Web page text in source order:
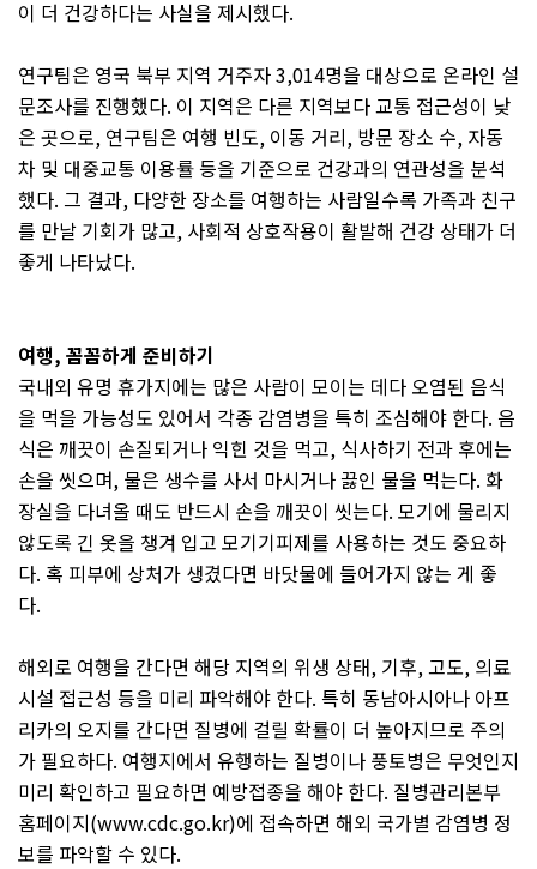
이 더 건강하다는 사실을 제시했다.
연구팀은 영국 북부 지역 거주자3,014명을 대상으로 온라인 설
문조사를 진행했다. 이 지역은 다른 지역보다 교통 접근성이 낮
은 곳으로, 연구팀은 여행 빈도, 이동 거리, 방문 장소 수, 자동
차 및 대중교통 이용률 등을 기준으로 건강과의 연관성을 분석
했다. 그 결과, 다양한 장소를 여행하는 사람일수록 가족과 친구
를 만날 기회가 많고, 사회적 상호작용이 활발해 건강 상태가 더
좋게 나타났다.
여행, 꼼꼼하게 준비하기
국내외 유명 휴가지에는 많은 사람이 모이는 데다 오염된 음식
을 먹을 가능성도 있어서 각종 감염병을 특히 조심해야 한다. 음
식은 깨끗이 손질되거나 익힌 것을 먹고, 식사하기 전과 후에는
손을 씻으며, 물은 생수를 사서 마시거나 끓인 물을 먹는다. 화
장실을 다녀올 때도 반드시 손을 깨끗이 씻는다. 모기에 물리지
않도록 긴 옷을 챙겨 입고 모기기피제를 사용하는 것도 중요하
다. 혹 피부에 상처가 생겼다면 바닷물에 들어가지 않는 게 좋
다.
해외로 여행을 간다면 해당 지역의 위생 상태, 기후, 고도, 의료
시설 접근성 등을 미리 파악해야 한다. 특히 동남아시아나 아프
리카의 오지를 간다면 질병에 걸릴 확률이 더 높아지므로 주의
가 필요하다. 여행지에서 유행하는 질병이나 풍토병은 무엇인지
미리 확인하고 필요하면 예방접종을 해야 한다. 질병관리본부
홈페이지(www.cdc.go.kr)에 접속하면 해외 국가별 감염병 정
보를 파악할 수 있다.